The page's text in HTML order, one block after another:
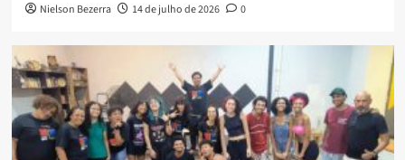
Nielson Bezerra 14 de julho de 2026 0